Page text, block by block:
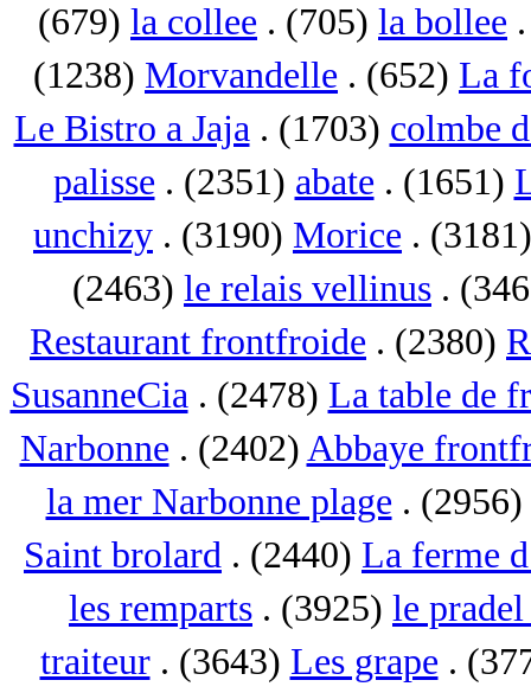
(679) la collee . (705) la bollee
(1238) Morvandelle . (652) La
Le Bistro a Jaja. (1703) colmbe
palisse . (2351) abate . (1651)
unchizy . (3190) Morice .
(2463) le relais vellinus .
Restaurant frontfroide . (2380)
SusanneCia. (2478) La table de
Narbonne . (2402) Abbaye
la mer Narbonne plage . (2956)
Saint brolard . (2440) La ferme
les remparts . (3925) le
traiteur. (3643) Les grape .